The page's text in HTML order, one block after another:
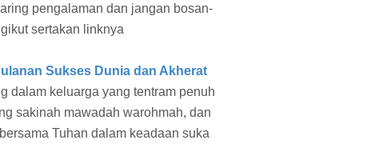
pengalaman dan jangan bosan-
sertakan linknya
Sukses Dunia dan Akherat
dalam keluarga yang tentram penuh
sakinah mawadah warohmah, dan
Tuhan dalam keadaan suka